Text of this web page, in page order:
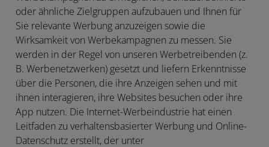
oder ähnliche Zielgruppen aufzubauen und Ihnen für
Sie relevante Werbung anzuzeigen sowie die
Wirksamkeit von Werbekampagnen zu messen. Sie
werden in der Regel von unseren Werbetreibenden (z.
B. Werbenetzwerken) gesetzt und liefern Erkenntnisse
über die Personen, die ihre Anzeigen sehen und mit
ihnen interagieren, ihre Websites besuchen oder ihre
App nutzen. Die Internet-Werbeindustrie hat einen
Leitfaden zu verhaltensbasierter Werbung und Online-
Datenschutz erstellt, der unter